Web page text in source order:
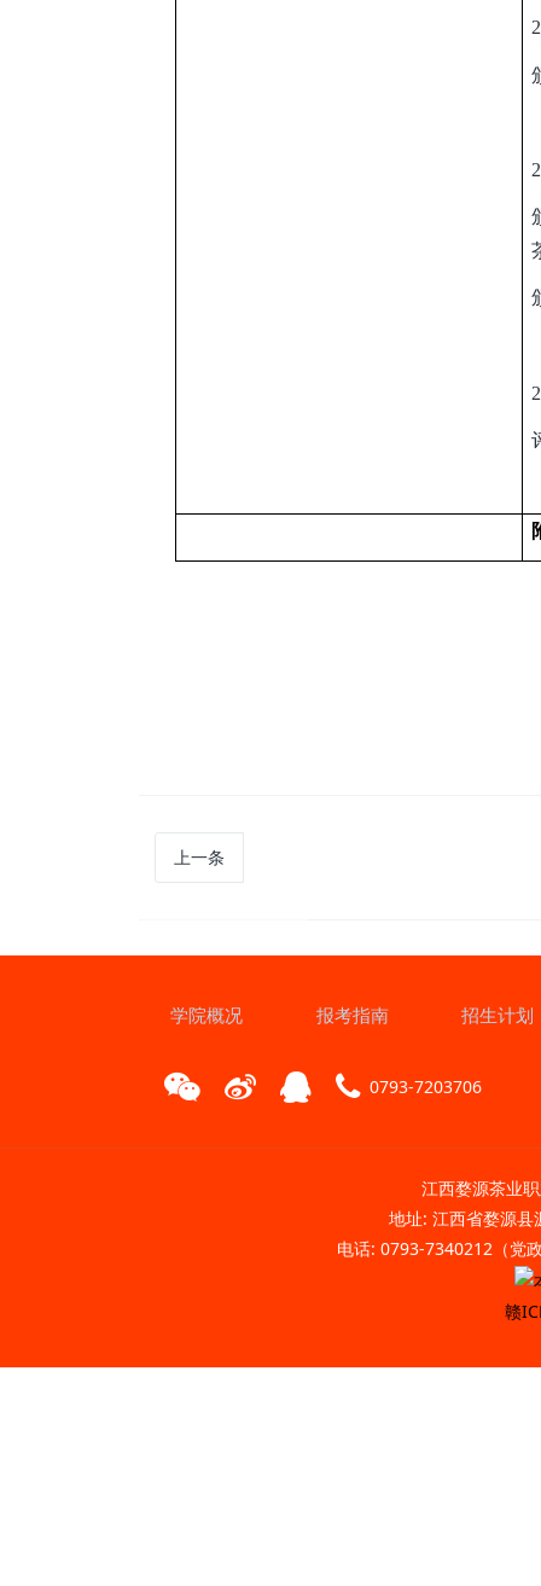
上一条
学院概况 报考指南 招生计划
0793-7203706
江西婺源茶业
地址: 江西省婺源
电话: 0793-7340212（党
赣